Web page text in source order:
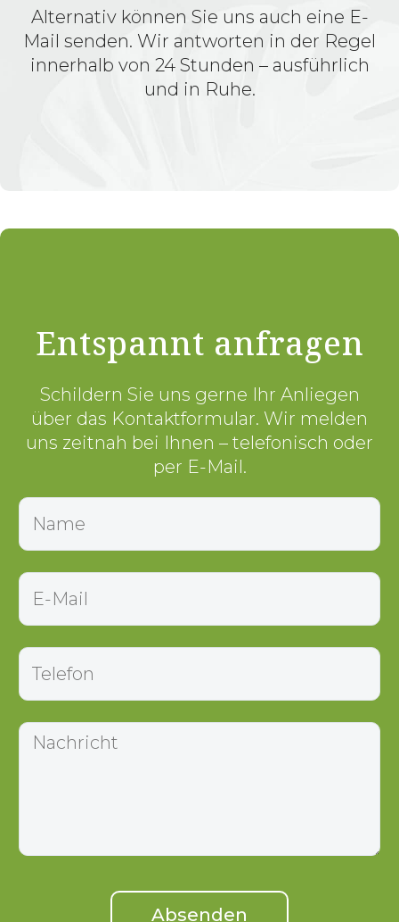
Alternativ können Sie uns auch eine E-
Mail senden. Wir antworten in der Regel
innerhalb von 24 Stunden – ausführlich
und in Ruhe.
Entspannt anfragen
Schildern Sie uns gerne Ihr Anliegen
über das Kontaktformular. Wir melden
uns zeitnah bei Ihnen – telefonisch oder
per E-Mail.